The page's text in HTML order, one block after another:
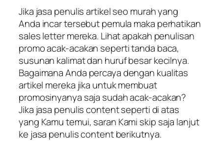
Jika jasa penulis artikel seo murah yang
Anda incar tersebut pemula maka perhatikan
sales letter mereka. Lihat apakah penulisan
promo acak-acakan seperti tanda baca,
susunan kalimat dan huruf besar kecilnya.
Bagaimana Anda percaya dengan kualitas
artikel mereka jika untuk membuat
promosinyanya saja sudah acak-acakan?
Jika jasa penulis content seperti di atas
yang Kamu temui, saran Kami skip saja lanjut
ke jasa penulis content berikutnya.